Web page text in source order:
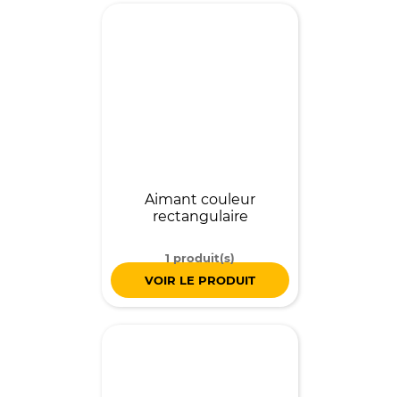
Aimant couleur
rectangulaire
1 produit(s)
VOIR LE PRODUIT